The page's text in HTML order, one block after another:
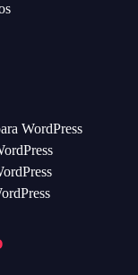
WordPress